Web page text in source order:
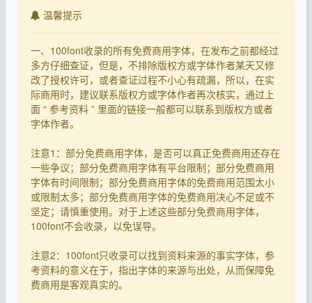
温馨提示
一、100font收录的所有免费商用字体，在发布之前都经过
多方仔细查证，但是，不排除版权方或字体作者某天又修
改了授权许可，或者查证过程不小心有疏漏，所以，在实
际商用时，建议联系版权方或字体作者再次核实，通过上
面 “ 参考资料 ” 里面的链接一般都可以联系到版权方或者
字体作者。
注意1：部分免费商用字体，是否可以真正免费商用还存在
一些争议；部分免费商用字体有平台限制；部分免费商用
字体有时间限制；部分免费商用字体的免费商用范围太小
或限制太多；部分免费商用字体的免费商用决心不足或不
坚定；请慎重使用。对于上述这些部分免费商用字体，
100font不会收录，以免误导。
注意2：100font只收录可以找到资料来源的事实字体，参
考资料的意义在于，指出字体的来源与出处，从而保障免
费商用是客观真实的。